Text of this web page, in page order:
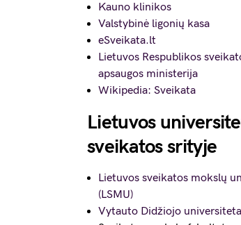
Kauno klinikos
Valstybinė ligonių kasa
eSveikata.lt
Lietuvos Respublikos
apsaugos ministerija
Wikipedia: Sveikata
Lietuvos
sveikatos srityje
Lietuvos sveikatos mokslų
(LSMU)
Vytauto Didžiojo